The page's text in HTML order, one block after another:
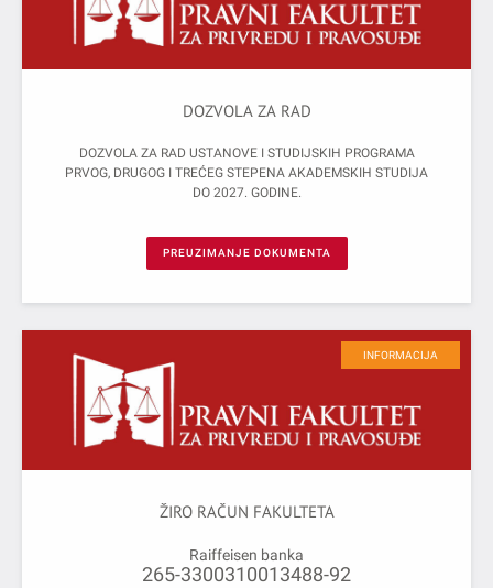
DOZVOLA ZA RAD
DOZVOLA ZA RAD USTANOVE I STUDIJSKIH PROGRAMA
PRVOG, DRUGOG I TREĆEG STEPENA AKADEMSKIH STUDIJA
DO 2027. GODINE.
PREUZIMANJE DOKUMENTA
INFORMACIJA
ŽIRO RAČUN FAKULTETA
Raiffeisen banka
265-3300310013488-92